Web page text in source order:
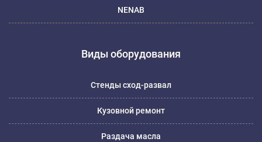
NENAB
Виды оборудования
Стенды сход-развал
Кузовной ремонт
Раздача масла